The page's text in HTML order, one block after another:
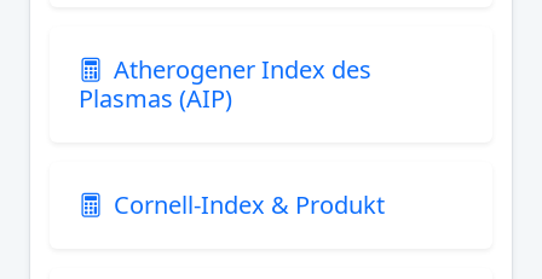
Atherogener Index des
Plasmas (AIP)
Cornell-Index & Produkt